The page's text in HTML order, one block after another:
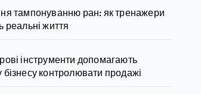
тампонуванню ран: як тренажери
реальні життя
інструменти допомагають
контролювати продажі